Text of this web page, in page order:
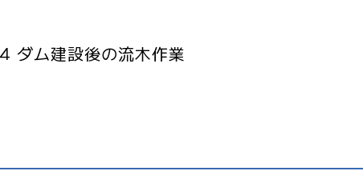
ダム建設後の流木作業